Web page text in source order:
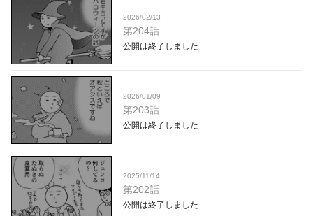
2026/02/13
第204話
公開は終了しました
2026/01/09
第203話
公開は終了しました
2025/11/14
第202話
公開は終了しました